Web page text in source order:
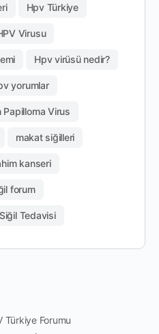
Hpv Türkiye
Virusu
Hpv virüsü nedir?
yorumlar
Papilloma Virus
makat siğilleri
kanseri
forum
Siğil Tedavisi
Forumu